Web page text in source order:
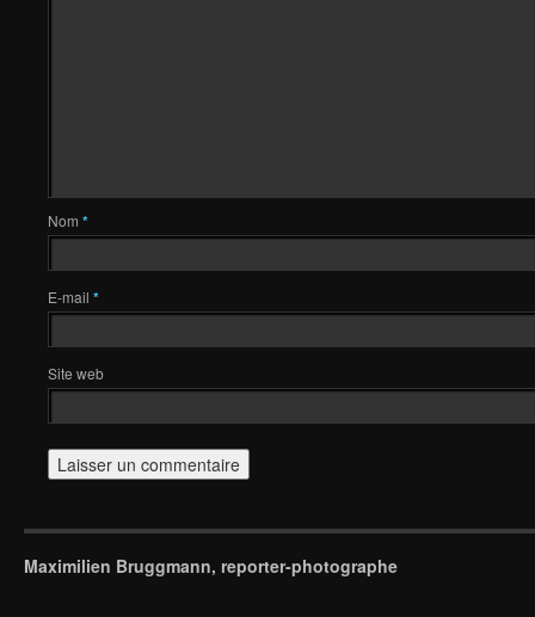
Nom *
E-mail *
Site web
Maximilien Bruggmann, reporter-photographe